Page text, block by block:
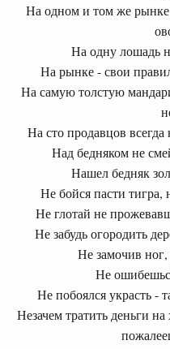
На одном и том же
На одну лошадь
На рынке - свои
На самую толстую
На сто продавцов всегда
Над бедняком не
Нашел бедняк
Не бойся пасти тигра,
Не глотай не
Не забудь огородить
Не замочив
Не
Не побоялся украсть -
Незачем тратить деньги